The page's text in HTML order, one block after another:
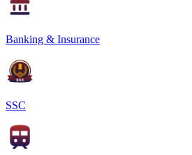
Banking & Insurance
SSC